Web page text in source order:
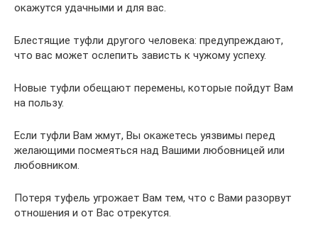
окажутся удачными и для вас.
Блестящие туфли другого человека: предупреждают,
что вас может ослепить зависть к чужому успеху.
Новые туфли обещают перемены, которые пойдут Вам
на пользу.
Если туфли Вам жмут, Вы окажетесь уязвимы перед
желающими посмеяться над Вашими любовницей или
любовником.
Потеря туфель угрожает Вам тем, что с Вами разорвут
отношения и от Вас отрекутся.